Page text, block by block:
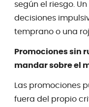
según el riesgo.
decisiones
temprano o una
Promociones sin
mandar sobre el
Las promociones
fuera del propio